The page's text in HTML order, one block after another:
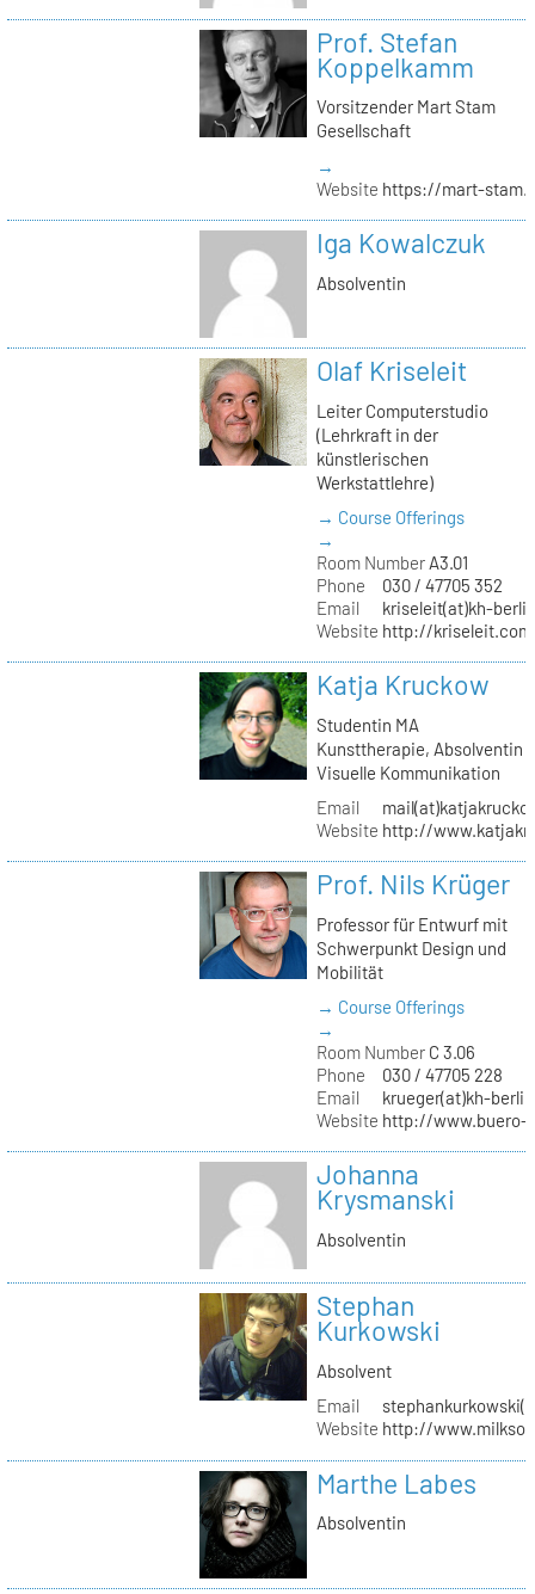
Prof. Stefan
Koppelkamm
Vorsitzender Mart Stam
Gesellschaft
→
Website https://mart-
Iga Kowalczuk
Absolventin
Olaf Kriseleit
Leiter Computerstudio
(Lehrkraft in der
künstlerischen
Werkstattlehre)
→ Course Offerings
→
Room NumberA3.01
Phone
030 / 47705 352
Email
kriseleit(at)kh-
Website http://kriseleit.com
Katja Kruckow
Studentin MA
Kunsttherapie, Absolventin
Visuelle Kommunikation
Email
Website http://
Prof. Nils Krüger
Professor für Entwurf mit
Schwerpunkt Design und
Mobilität
→ Course Offerings
→
Room NumberC 3.06
Phone
030 / 47705 228
Email
krueger(at)kh-
Website http://www.buero-
Johanna
Krysmanski
Absolventin
Stephan
Kurkowski
Absolvent
Email
Website http://
Marthe Labes
Absolventin